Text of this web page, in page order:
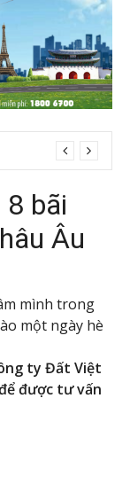
8 bãi
Âu
mình trong
một ngày hè
ty Đất Việt
được tư vấn